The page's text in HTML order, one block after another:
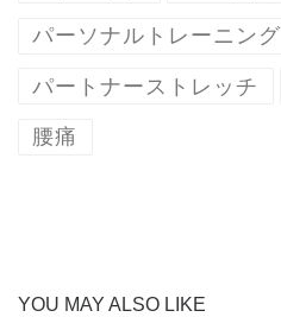
パーソナルトレーニング
パートナーストレッチ
腰痛
YOU MAY ALSO LIKE